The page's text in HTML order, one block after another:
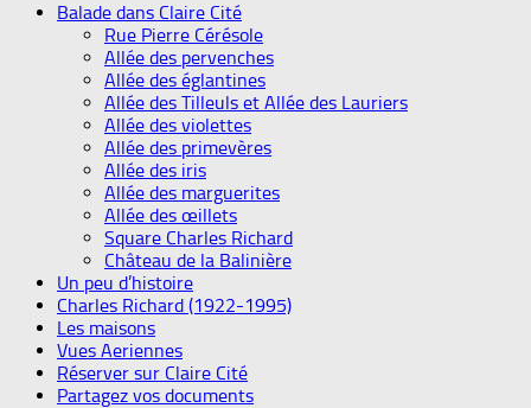
Balade dans Claire Cité
Rue Pierre Cérésole
Allée des pervenches
Allée des églantines
Allée des Tilleuls et Allée des Lauriers
Allée des violettes
Allée des primevères
Allée des iris
Allée des marguerites
Allée des œillets
Square Charles Richard
Château de la Balinière
Un peu d’histoire
Charles Richard (1922-1995)
Les maisons
Vues Aeriennes
Réserver sur Claire Cité
Partagez vos documents